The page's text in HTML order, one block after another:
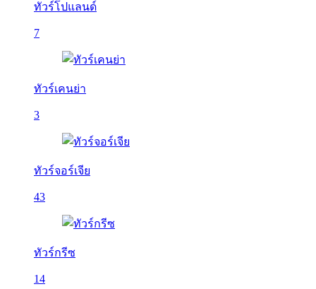
ทัวร์โปแลนด์
7
ทัวร์เคนย่า
3
ทัวร์จอร์เจีย
43
ทัวร์กรีซ
14